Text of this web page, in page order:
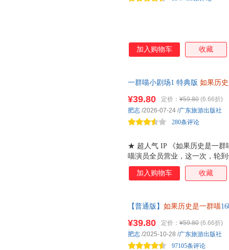
加入购物车 收藏
一群喵小剧场1 特典版 如果历
★ 超人气 IP 《如果历史是一群
喵演员全员营业，这一次，轮
们化身王侯将相、巾帼英豪，
下角色身份，和大家一样过着
喜。既有老粉耳熟能详的经典
粉丝的快乐收藏，一口气补全
特别收录详细角色档案、 72 篇
¥39.80 定价： ¥59.80 (6.66折)
280条评论
肥志 /2026-07-24 /广东旅游出版社
加入购物车 收藏
【普通版】 如果历史是一群喵
第十六卷，通史长篇迎来终章
火！！
¥39.80 定价： ¥59.80 (6.66折)
97105条评论
肥志 /2025-10-28 /广东旅游出版社